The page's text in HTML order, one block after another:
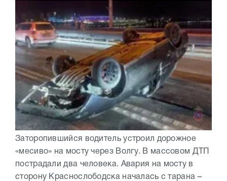
Заторопившийся водитель устроил дорожное
«месиво» на мосту через Волгу. В массовом ДТП
пострадали два человека. Авария на мосту в
сторону Краснослободска началась с тарана –